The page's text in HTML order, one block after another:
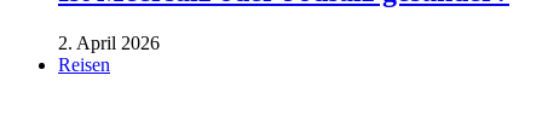
2. April 2026
Reisen